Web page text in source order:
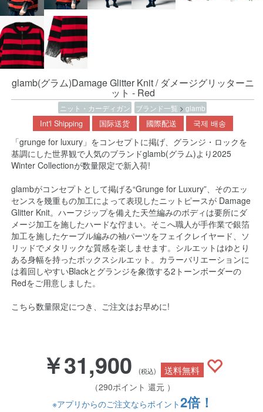
glamb(グラム)Damage Glitter Knit / ダメージグリッターニ
ット - Red
ニット・カーディガン ブランド一覧 >glamb
Int'l Shipping 国际送货 國際配送 국제 배송
「grunge for luxury」をコンセプトに掲げ、グランジ・ロックを
基調にした世界観で人気のブランドglamb(グラム)より2025
Winter Collectionが数量限定で新入荷!
glambがコンセプトとして掲げる“Grunge for Luxury”、そのエッ
センスを幾重もの加工によって表現したニットピースが Damage
Glitter Knit。ハーフジップを備えた天竺編みのボディは要所にダ
メージ加工を施したハードな佇まい。そこへ職人が手作業で銀箔
加工を施したケーブル編みの袖パーツをフェイクレイヤード、ソ
リッドでメタリックな質感を楽しませます。シルエットはゆとり
ある身幅を持ったボックスシルエット。カラーバリエーションに
は着回しやすいBlackとグランジを象徴する2トーンボーダーの
Redをご用意しました。
こちら数量限定につき、ご注文はお早めに!
￥31,900 (税込) 送料無料
（290ポイント 還元 ）
※アプリからのご注文ならポイント2倍！